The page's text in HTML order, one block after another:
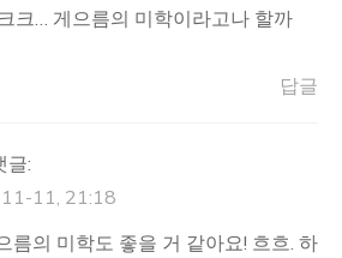
크… 게으름의 미학이라고나 할까
답글
글:
11, 21:18
름의 미학도 좋을 거 같아요! 흐흐. 하